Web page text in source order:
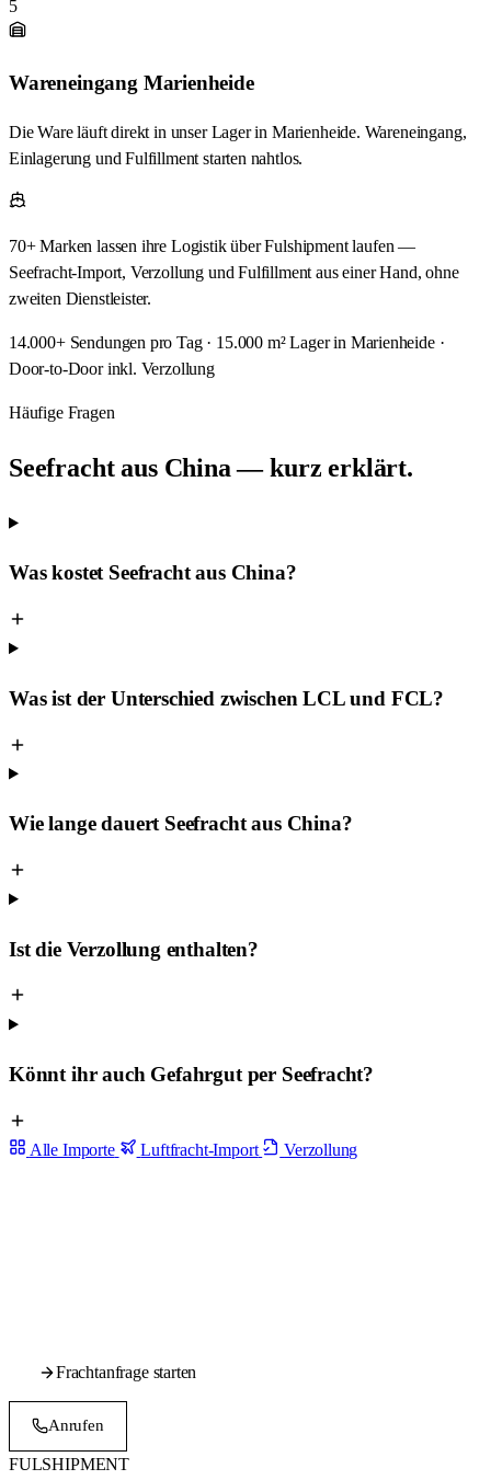
5
Wareneingang Marienheide
Die Ware läuft direkt in unser Lager in Marienheide. Wareneingang,
Einlagerung und Fulfillment starten nahtlos.
70+ Marken lassen ihre Logistik über Fulshipment laufen —
Seefracht-Import, Verzollung und Fulfillment auseiner Hand, ohne
zweiten Dienstleister.
14.000+ Sendungen pro Tag · 15.000 m² Lager in Marienheide ·
Door-to-Door inkl. Verzollung
Häufige Fragen
Seefracht aus China — kurz erklärt.
Was kostet Seefracht aus China?
Was ist der Unterschied zwischen LCL und FCL?
Wie lange dauert Seefracht aus China?
Ist die Verzollung enthalten?
Könnt ihr auch Gefahrgut per Seefracht?
Alle Importe Luftfracht-Import Verzollung
Frachtanfrage starten
Anrufen
FULSHIPMENT